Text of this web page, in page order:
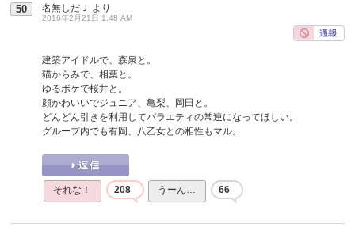
50 名無しだＪ より
2016年2月21日 1:48 AM
建築アイドルで、森泉と。
猫からみで、相葉と。
ゆるボケで桜井と。
顔かわいいでジュニア、亀梨、岡田と。
どんどん引きを利用してバラエティの常連になってほしい。
グループ内でも有岡、八乙女との相性もマル。
それな！ 208 うーん… 66